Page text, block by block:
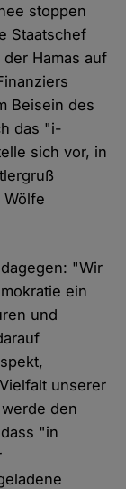
stoppen
Staatschef
Hamas auf
Beisein des
das "i-
sich vor, in
"Wir
ein
und
unserer
den
"in